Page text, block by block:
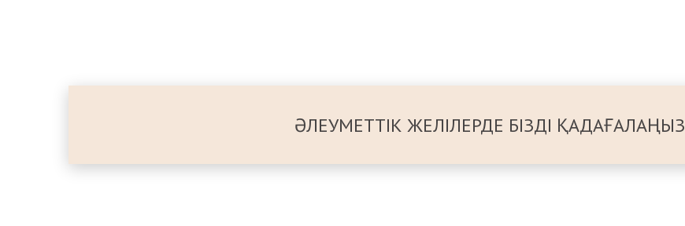
ӘЛЕУМЕТТІК ЖЕЛІЛЕРДЕ БІЗДІ ҚАДАҒАЛАҢЫЗ